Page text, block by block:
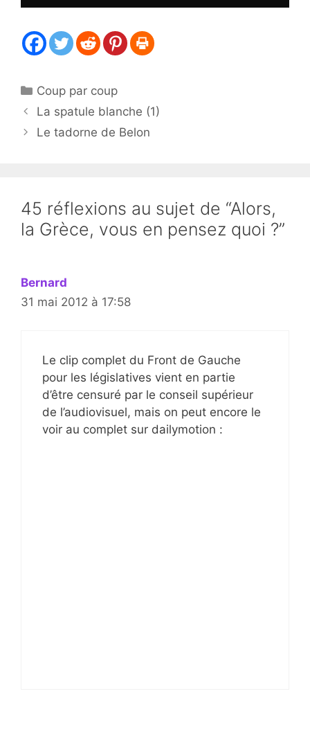
Catégories
Coup par coup
La spatule blanche (1)
Le tadorne de Belon
45 réflexions au sujet de “Alors,
la Grèce, vous en pensez quoi ?”
Bernard
31 mai 2012 à 17:58
Le clip complet du Front de Gauche
pour les législatives vient en partie
d’être censuré par le conseil supérieur
de l’audiovisuel, mais on peut encore le
voir au complet sur dailymotion :